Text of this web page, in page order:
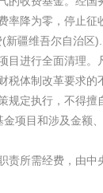
降为零，停止征
疆维吾尔自治区).
进行全面清理。
体制改革要求
定执行，不得
项目和涉及金额
所需经费，由中